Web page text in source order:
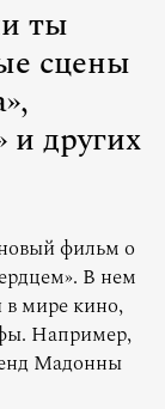
ты
сцены
и других
фильм о
В нем
мире кино,
Например,
Мадонны